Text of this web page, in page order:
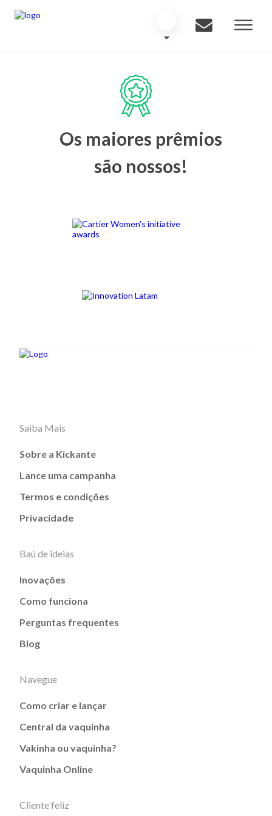
Os maiores prêmios
são nossos!
Saiba Mais
Sobre a Kickante
Lance uma campanha
Termos e condições
Privacidade
Baú de ideias
Inovações
Como funciona
Perguntas frequentes
Blog
Navegue
Como criar e lançar
Central da vaquinha
Vakinha ou vaquinha?
Vaquinha Online
Cliente feliz